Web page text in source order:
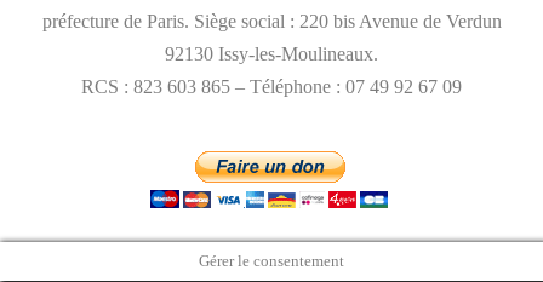
préfecture de Paris. Siège social : 220 bis Avenue de Verdun
92130 Issy-les-Moulineaux.
RCS : 823 603 865 – Téléphone : 07 49 92 67 09
Gérer le consentement